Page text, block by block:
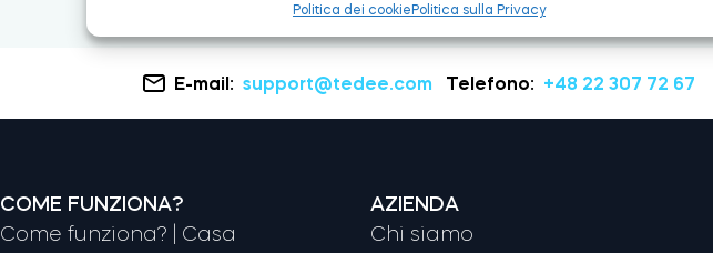
Politica dei cookie Politica sulla Privacy
E-mail: support@tedee.com Telefono: +48 22 307 72 67
COME FUNZIONA?
Come funziona? | Casa
AZIENDA
Chi siamo